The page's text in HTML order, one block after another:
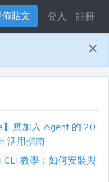
貼文 登入 註冊
×
】應加入 Agent 的 20
活用指南
CLI 教學：如何安裝與